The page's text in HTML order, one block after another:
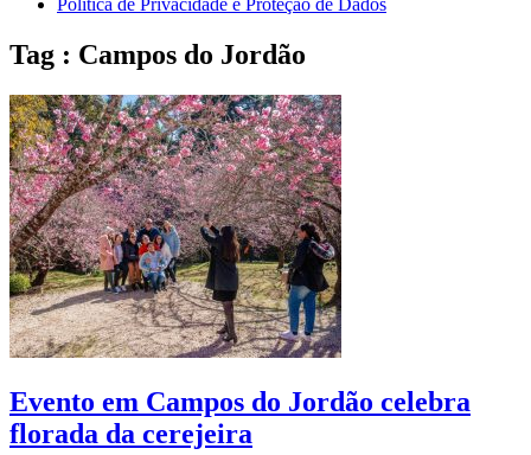
Política de Privacidade e Proteção de Dados
Tag : Campos do Jordão
Evento em Campos do Jordão celebra
florada da cerejeira